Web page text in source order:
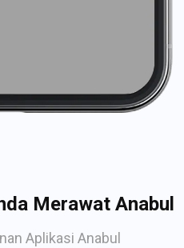
Merawat Anabul
Aplikasi Anabul